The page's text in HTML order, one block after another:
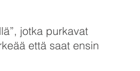
jotka purkavat
että saat ensin